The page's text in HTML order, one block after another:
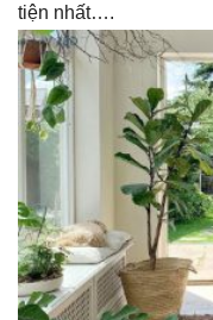
tiện nhất….